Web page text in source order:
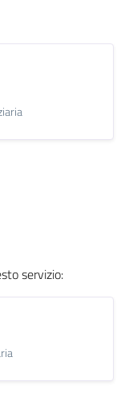
servizio: